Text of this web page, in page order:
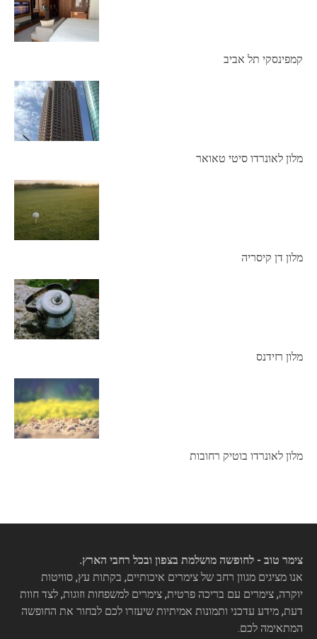
קמפינסקי תל אביב
מלון לאונרדו סיטי טאואר
מלון דן קיסריה
מלון רזידנס
מלון לאונרדו בוטיק רחובות
צימר טוב - לחופשה מושלמת בצפון ובכל רחבי הארץ.
אנו מציגים מגוון רחב של צימרים איכותיים, בקתות עץ, סוויטות
יוקרה, צימרים עם בריכה פרטית, צימרים למשפחות וזוגות, לצד חוות
דעת, מידע עדכני ותמונות אמיתיות שיעזרו לכם לבחור את החופשה
המתאימה לכם.